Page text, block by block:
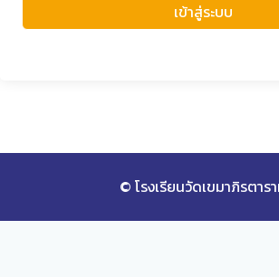
เข้าสู่ระบบ
© โรงเรียนวัดเขมาภิรตาร